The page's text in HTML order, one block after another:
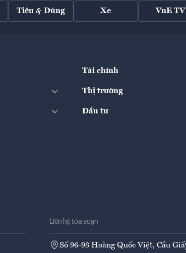
Tiêu & Dùng Xe VnE TV
Tài chính
Thị trường
Đầu tư
Liên hệ tòa soạn
Số 96-98 Hoàng Quốc Việt, Cầu